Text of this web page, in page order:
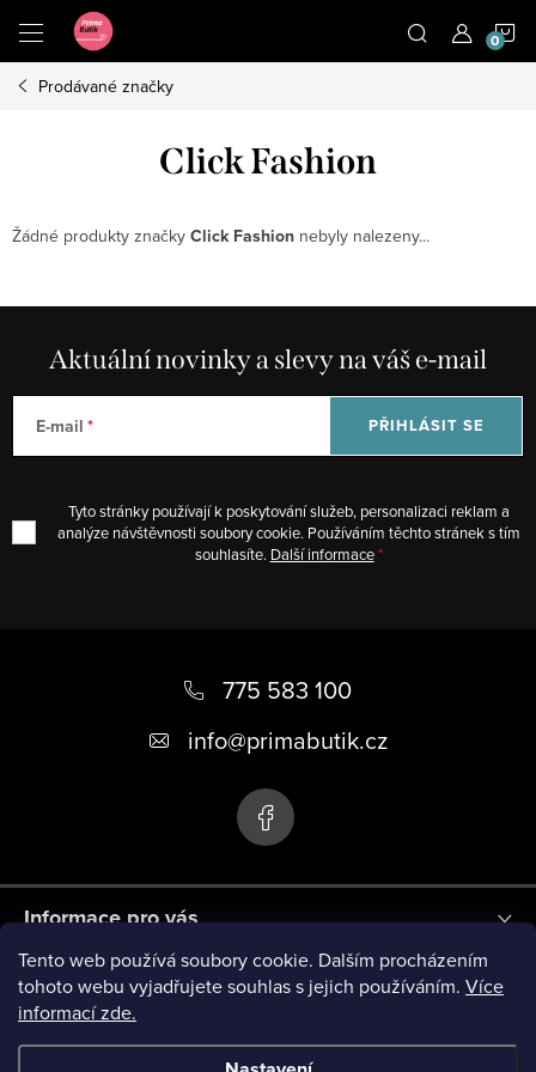
Tento web používá soubory cookie. Dalším procházením
tohoto webu vyjadřujete souhlas s jejich používáním. Více
informací zde.
obsah
Prodávané značky
Click Fashion
Žádné produkty značky Click Fashion nebyly nalezeny...
Aktuální novinky a slevy na váš e-mail
E-mail
Tyto stránky používají k poskytování služeb, personalizaci reklam a
analýze návštěvnosti soubory cookie. Používáním těchto stránek s tím
souhlasíte. Další informace
PŘIHLÁSIT SE
775 583 100
info@primabutik.cz
Informace pro vás
Blog
Novinky